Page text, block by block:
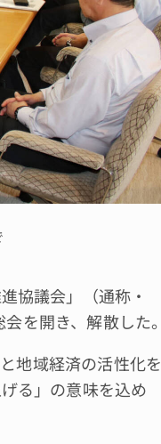
協議会」（通称・
を開き、解散した。
地域経済の活性化を
る」の意味を込め